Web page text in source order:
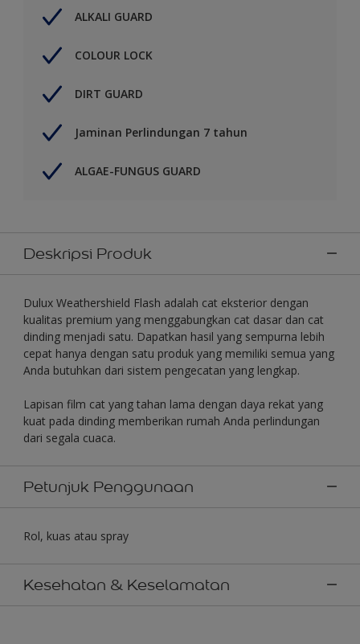
ALKALI GUARD
COLOUR LOCK
DIRT GUARD
Jaminan Perlindungan 7 tahun
ALGAE-FUNGUS GUARD
Deskripsi Produk
Dulux Weathershield Flash adalah cat eksterior dengan
kualitas premium yang menggabungkan cat dasar dan cat
dinding menjadi satu. Dapatkan hasil yang sempurna lebih
cepat hanya dengan satu produk yang memiliki semua yang
Anda butuhkan dari sistem pengecatan yang lengkap.
Lapisan film cat yang tahan lama dengan daya rekat yang
kuat pada dinding memberikan rumah Anda perlindungan
dari segala cuaca.
Petunjuk Penggunaan
Rol, kuas atau spray
Kesehatan & Keselamatan